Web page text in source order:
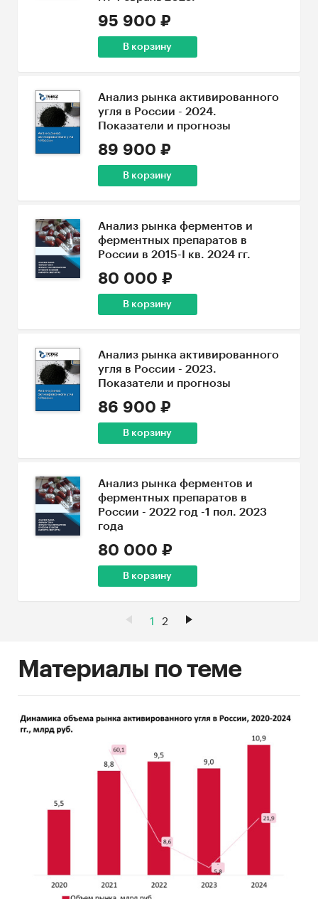
95 900 ₽
В корзину
Анализ рынка активированного
угля в России - 2024.
Показатели и прогнозы
89 900 ₽
В корзину
Анализ рынка ферментов и
ферментных препаратов в
России в 2015-I кв. 2024 гг.
80 000 ₽
В корзину
Анализ рынка активированного
угля в России - 2023.
Показатели и прогнозы
86 900 ₽
В корзину
Анализ рынка ферментов и
ферментных препаратов в
России - 2022 год -1 пол. 2023
года
80 000 ₽
В корзину
1 2
Материалы по теме